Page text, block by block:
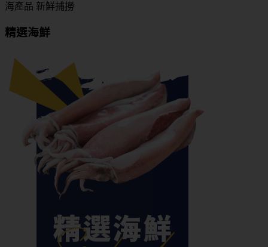
海產品 新鮮捕撈
精選海鮮